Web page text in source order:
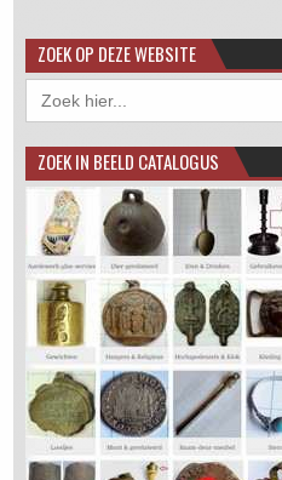
ZOEK OP DEZE WEBSITE
Zoek
naar:
ZOEK IN BEELD CATALOGUS